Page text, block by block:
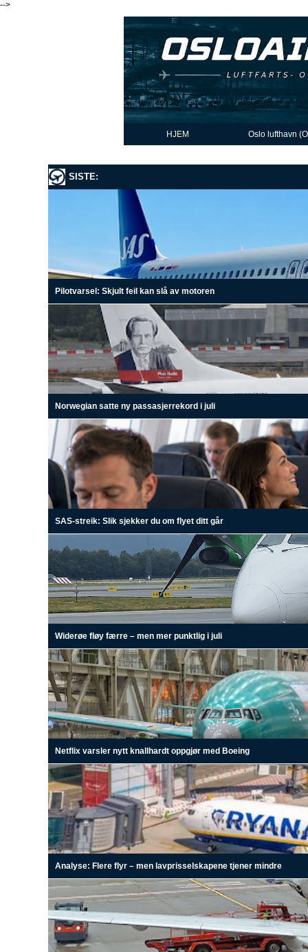
-->
HJEM Oslo lufthavn
SISTE:
Pilotvarsel: Skjult feil kan slå av motoren
Norwegian satte ny passasjerrekord i juli
SAS-streik: Slik sjekker du om flyet ditt går
Widerøe fløy færre – men mer punktlig i juli
Netflix varsler nytt knallhardt oppgjør med Boeing
Analyse: Flere flyr – men lavprisselskapene tjener mindre